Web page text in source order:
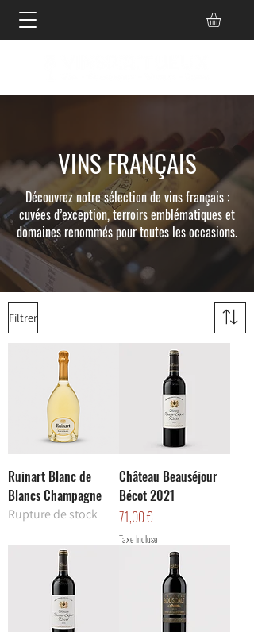
VINS FRANÇAIS
Découvrez notre sélection de vins français :
cuvées d’exception, terroirs emblématiques et
domaines renommés pour toutes les occasions.
Filtrer
Ruinart Blanc de
Blancs Champagne
Rupture de stock
Château Beauséjour
Bécot 2021
Prix
71,00 €
Taxe Incluse